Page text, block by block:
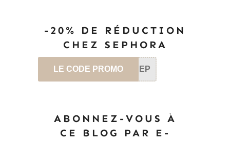
-20% DE RÉDUCTION
CHEZ SEPHORA
LE CODE PROMO SEP
ABONNEZ-VOUS À
CE BLOG PAR E-